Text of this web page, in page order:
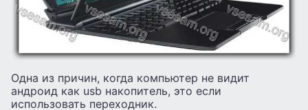
Одна из причин, когда компьютер не видит
андроид как usb накопитель, это если
использовать переходник.